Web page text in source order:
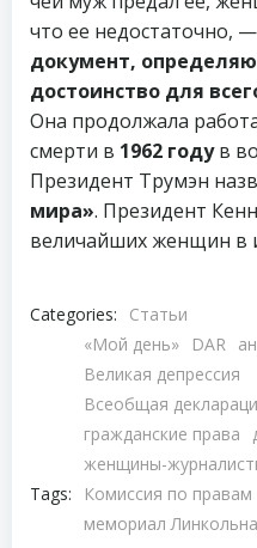
что ее недостаточно, —
документ,
достоинство для
Она продолжала
смерти в 1962 годув
Президент Трумэн
мира». Президент
величайших женщин в
Categories: Статьи
Tags:
«Мой день» DAR
Великая депрессия
Всеобщая
гражданские права
женщины-
Комиссия по правам
мемориал Линкольна